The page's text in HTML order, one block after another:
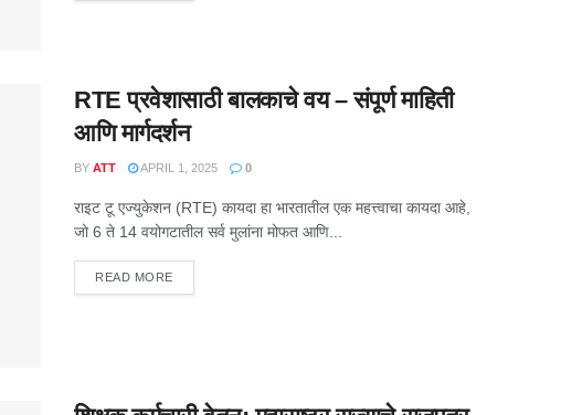
RTE प्रवेशासाठी बालकाचे वय – संपूर्ण माहिती
आणि मार्गदर्शन
BY ATT APRIL 1, 2025 0
राइट टू एज्युकेशन (RTE) कायदा हा भारतातील एक महत्त्वाचा कायदा आहे,
जो 6 ते 14 वयोगटातील सर्व मुलांना मोफत आणि...
READ MOREDETAILS